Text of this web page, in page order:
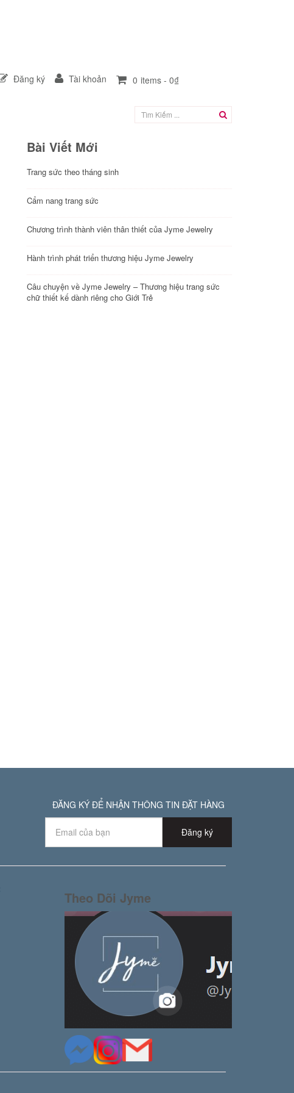
Đăng ký Tài khoản 0 items - 0₫
Bài Viết Mới
Trang sức theo tháng sinh
Cẩm nang trang sức
Chương trình thành viên thân thiết của Jyme Jewelry
Hành trình phát triển thương hiệu Jyme Jewelry
Câu chuyện về Jyme Jewelry – Thương hiệu trang sức
chữ thiết kế dành riêng cho Giới Trẻ
ĐĂNG KÝ ĐỂ NHẬN THÔNG TIN ĐẶT HÀNG
Đăng ký
Theo Dõi Jyme